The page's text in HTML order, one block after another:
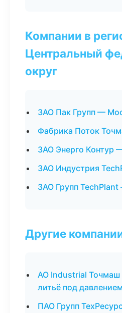
Компании в
Центральный
округ
ЗАО Пак Групп —
Фабрика Поток
ЗАО Энерго Контур
ЗАО Индустрия
ЗАО Групп
Другие
АО Industrial
литьё под
ПАО Групп